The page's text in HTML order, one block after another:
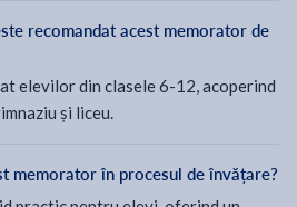
recomandat acest memorator de
elevilor din clasele 6-12, acoperind
și liceu.
memorator în procesul de învățare?